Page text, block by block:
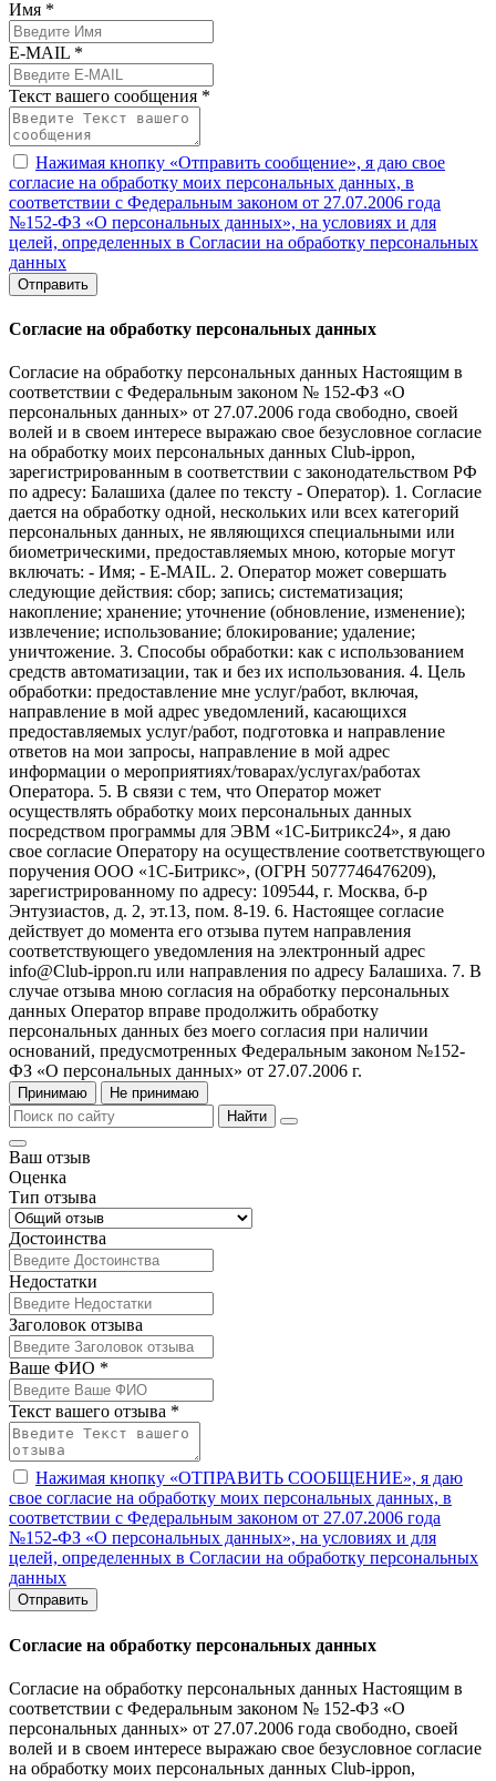
Имя *
E-MAIL *
Текст вашего сообщения *
Нажимая кнопку «Отправить сообщение», я даю свое
согласие на обработку моих персональных данных, в
соответствии с Федеральным законом от 27.07.2006 года
№152-ФЗ «О персональных данных», на условиях и для
целей, определенных в Согласии на обработку персональных
данных
Отправить
Согласие на обработку персональных данных
Согласие на обработку персональных данных Настоящим в
соответствии с Федеральным законом № 152-ФЗ «О
персональных данных» от 27.07.2006 года свободно, своей
волей и в своем интересе выражаю свое безусловное согласие
на обработку моих персональных данных Club-ippon,
зарегистрированным в соответствии с законодательством РФ
по адресу: Балашиха (далее по тексту - Оператор). 1. Согласие
дается на обработку одной, нескольких или всех категорий
персональных данных, не являющихся специальными или
биометрическими, предоставляемых мною, которые могут
включать: - Имя; - E-MAIL. 2. Оператор может совершать
следующие действия: сбор; запись; систематизация;
накопление; хранение; уточнение (обновление, изменение);
извлечение; использование; блокирование; удаление;
уничтожение. 3. Способы обработки: как с использованием
средств автоматизации, так и без их использования. 4. Цель
обработки: предоставление мне услуг/работ, включая,
направление в мой адрес уведомлений, касающихся
предоставляемых услуг/работ, подготовка и направление
ответов на мои запросы, направление в мой адрес
информации о мероприятиях/товарах/услугах/работах
Оператора. 5. В связи с тем, что Оператор может
осуществлять обработку моих персональных данных
посредством программы для ЭВМ «1С-Битрикс24», я даю
свое согласие Оператору на осуществление соответствующего
поручения ООО «1С-Битрикс», (ОГРН 5077746476209),
зарегистрированному по адресу: 109544, г. Москва, б-р
Энтузиастов, д. 2, эт.13, пом. 8-19. 6. Настоящее согласие
действует до момента его отзыва путем направления
соответствующего уведомления на электронный адрес
info@Club-ippon.ru или направления по адресу Балашиха. 7. В
случае отзыва мною согласия на обработку персональных
данных Оператор вправе продолжить обработку
персональных данных без моего согласия при наличии
оснований, предусмотренных Федеральным законом №152-
ФЗ «О персональных данных» от 27.07.2006 г.
Принимаю
Не принимаю
Найти
Ваш отзыв
Оценка
Тип отзыва
Достоинства
Недостатки
Заголовок отзыва
Ваше ФИО *
Текст вашего отзыва *
Нажимая кнопку «ОТПРАВИТЬ СООБЩЕНИЕ», я даю
свое согласие на обработку моих персональных данных, в
соответствии с Федеральным законом от 27.07.2006 года
№152-ФЗ «О персональных данных», на условиях и для
целей, определенных в Согласии на обработку персональных
данных
Отправить
Согласие на обработку персональных данных
Согласие на обработку персональных данных Настоящим в
соответствии с Федеральным законом № 152-ФЗ «О
персональных данных» от 27.07.2006 года свободно, своей
волей и в своем интересе выражаю свое безусловное согласие
на обработку моих персональных данных Club-ippon,